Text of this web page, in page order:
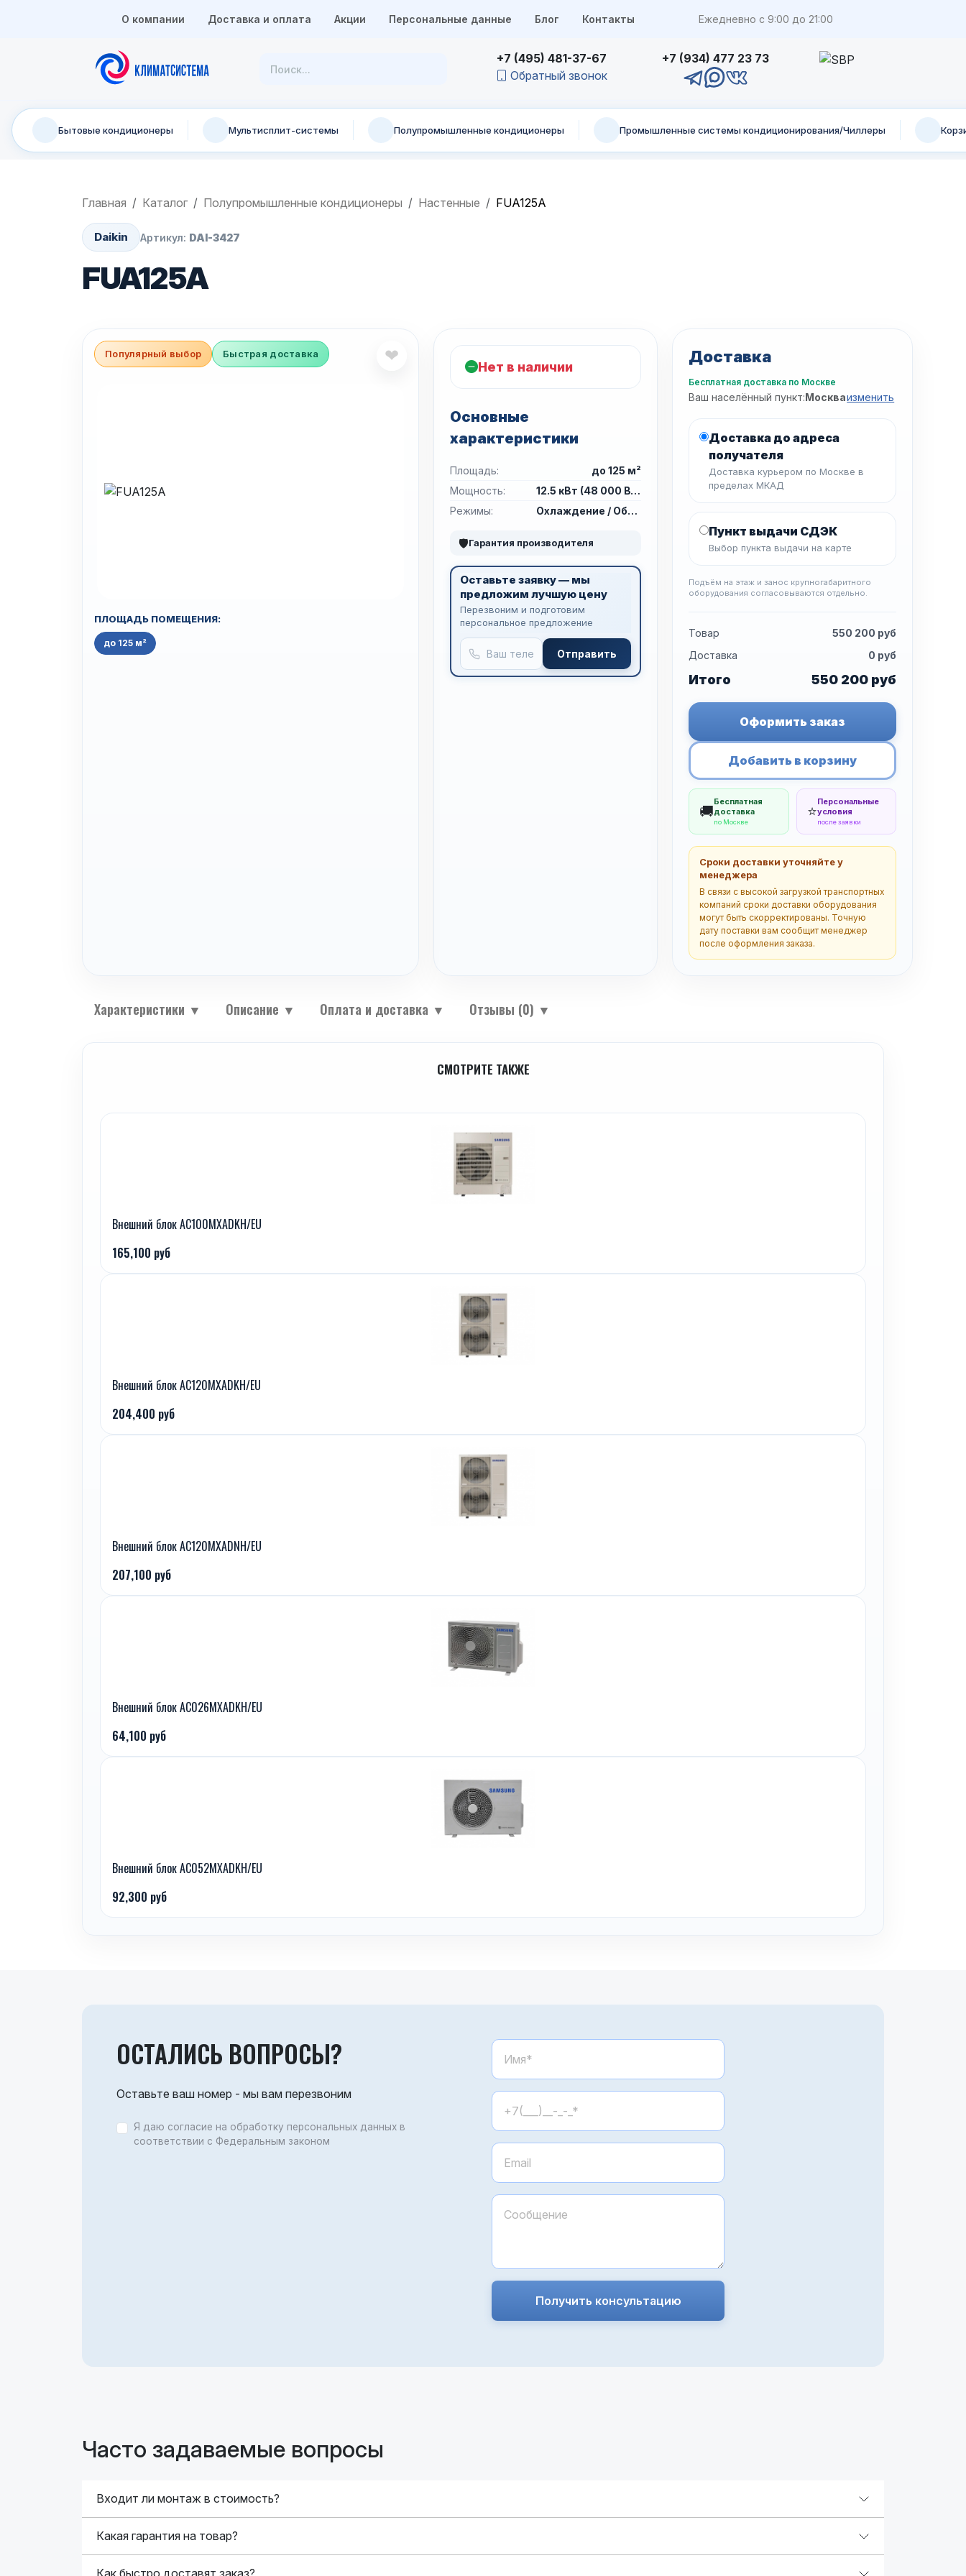
О компании Доставка и оплата Акции Персональные данные Блог Контакты Ежедневно с 9:00 до 21:00
+7 (495) 481-37-67
Обратный звонок
+7 (934) 477 23 73
Бытовые кондиционеры Мультисплит-системы Полупромышленные кондиционеры Промышленные системы кондиционирования/Чиллеры
Главная Каталог Полупромышленные кондиционеры Настенные FUA125A
Daikin Артикул: DAI-3427
FUA125A
Популярный выбор Быстрая доставка ❤
ПЛОЩАДЬ ПОМЕЩЕНИЯ:
до 125 м²
Нет в наличии
Основные
характеристики
Площадь:
до 125 м²
Мощность:
12.5 кВт (48 000 BTU)
Режимы:
Охлаждение / Обогрев
🛡Гарантия производителя
Оставьте заявку — мы
предложим лучшую цену
Перезвоним и подготовим
персональное предложение
Отправить
Доставка
Бесплатная доставка по Москве
Ваш населённый пункт:Москваизменить
Доставка до адреса
получателя
Доставка курьером по Москве в
пределах МКАД
Пункт выдачи СДЭК
Выбор пункта выдачи на карте
Подъём на этаж и занос крупногабаритного
оборудования согласовываются отдельно.
Товар 550 200 руб
Доставка
0 руб
Итого 550 200руб
Оформить заказ
Добавить в корзину
🚚
Бесплатная
доставка
по Москве
⭐
Персональные
условия
после заявки
Сроки доставки уточняйте у
менеджера
В связи с высокой загрузкой транспортных
компаний сроки доставки оборудования
могут быть скорректированы. Точную
дату поставки вам сообщит менеджер
после оформления заказа.
Характеристики ▼ Описание ▼ Оплата и доставка ▼ Отзывы (0) ▼
СМОТРИТЕ ТАКЖЕ
Внешний блок AC100MXADKH/EU
165,100 руб
Внешний блок AC120MXADKH/EU
204,400 руб
Внешний блок AC120MXADNH/EU
207,100 руб
Внешний блок AC026MXADKH/EU
64,100 руб
Внешний блок AC052MXADKH/EU
92,300 руб
ОСТАЛИСЬ ВОПРОСЫ?
Оставьте ваш номер - мы вам перезвоним
Я даю согласие на обработку персональных данных в
соответствии с Федеральным законом
Получить консультацию
Часто задаваемые вопросы
Входит ли монтаж в стоимость?
Какая гарантия на товар?
Как быстро доставят заказ?